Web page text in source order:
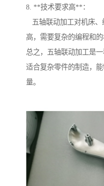
8. **技术要求高**：
五轴联动加工对机床、
高，需要复杂的编程和的
总之，五轴联动加工是
适合复杂零件的制造，
量。